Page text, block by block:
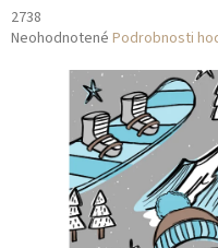
2738
Priemerné
hviezdičiek.
Neohodnotené Podrobnosti